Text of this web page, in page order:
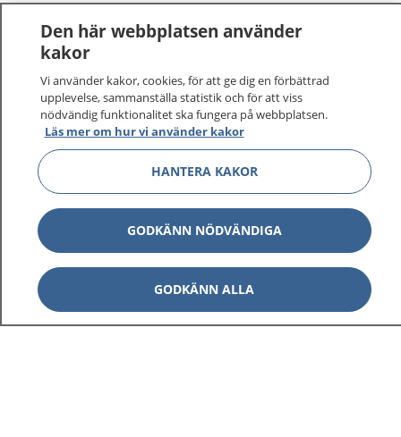
Den här webbplatsen använder
kakor
Vi använder kakor, cookies, för att ge dig en förbättrad
upplevelse, sammanställa statistik och för att viss
nödvändig funktionalitet ska fungera på webbplatsen.
Läs mer om hur vi använder kakor
HANTERA KAKOR
GODKÄNN NÖDVÄNDIGA
GODKÄNN ALLA